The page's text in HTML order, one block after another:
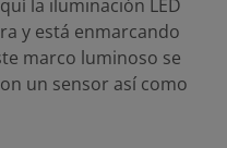
la iluminación LED
y está enmarcando
marco luminoso se
un sensor así como